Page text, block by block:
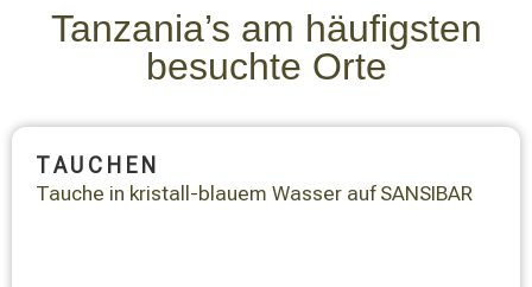
Endemiten. Raubvögel sind durch verschiedene Arten
vertreten, darunter der African Fish-eagle und während
der Monate Dezember und Januar der seltene
ermöglicht die Koexistenz verschiedenster
ökologischer Nischen für Eisvögel, Nektarvögel,
Bienenfresser und Racken.
Tanzania’s am häufigsten
besuchte Orte
TAUCHEN
Tauche in kristall-blauem Wasser auf SANSIBAR